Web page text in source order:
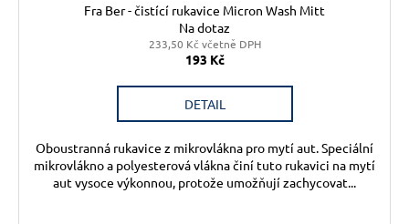
Fra Ber - čistící rukavice Micron Wash Mitt
Na dotaz
233,50 Kč včetně DPH
193 Kč
DETAIL
Oboustranná rukavice z mikrovlákna pro mytí aut. Speciální
mikrovlákno a polyesterová vlákna činí tuto rukavici na mytí
aut vysoce výkonnou, protože umožňují zachycovat...